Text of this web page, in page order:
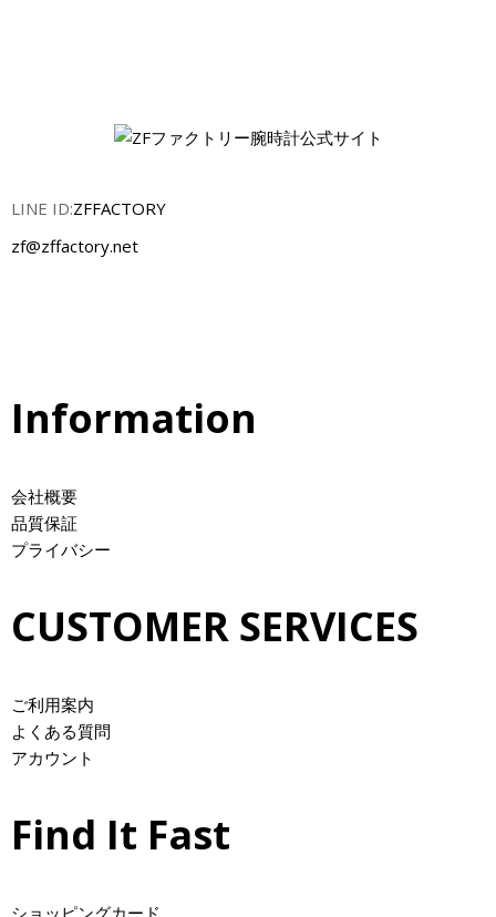
LINE ID:ZFFACTORY
zf@zffactory.net
Information
会社概要
品質保証
プライバシー
CUSTOMER SERVICES
ご利用案内
よくある質問
アカウント
Find It Fast
ショッピングカード